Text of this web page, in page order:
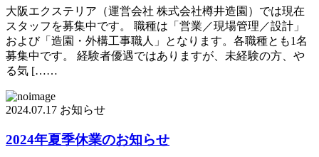
大阪エクステリア（運営会社 株式会社樽井造園）では現在
スタッフを募集中です。 職種は「営業／現場管理／設計」
および「造園・外構工事職人」となります。各職種とも1名
募集中です。 経験者優遇ではありますが、未経験の方、や
る気 [……
2024.07.17 お知らせ
2024年夏季休業のお知らせ